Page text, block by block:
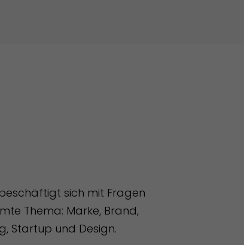
beschäftigt sich mit Fragen
Thema: Marke, Brand,
Startup und Design.